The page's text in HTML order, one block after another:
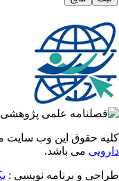
حقوق این وب سایت
می باشد.
و برنامه نویسی :